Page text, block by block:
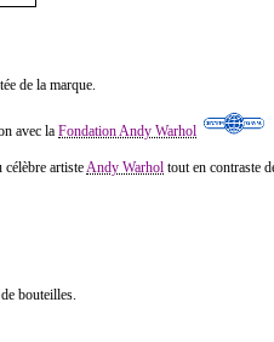
de la marque.
avec la Fondation Andy Warhol
artisteAndy Warhol tout en contraste
bouteilles.